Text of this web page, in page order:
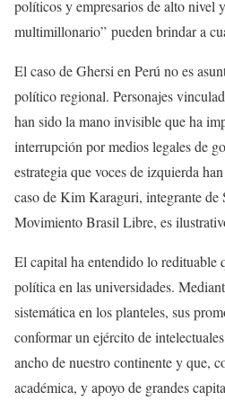
políticos y empresarios de alto nivel
multimillonario pueden brindar a
El caso de Ghersi en Perú no es
político regional. Personajes
han sido la mano invisible que ha
interrupción por medios legales de
estrategia que voces de izquierda
caso de Kim Karaguri, integrante de
Movimiento Brasil Libre, es
El capital ha entendido lo redituable
política en las universidades.
sistemática en los planteles, sus
conformar un ejército de
ancho de nuestro continente y que,
académica, y apoyo de grandes